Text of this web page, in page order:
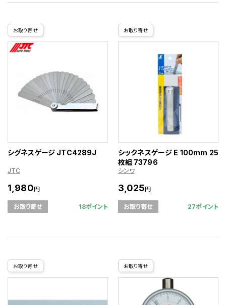
お取り寄せ
シグネスゲージ JTC4289J
JTC
1,980円
お取り寄せ 18ポイント
お取り寄せ
シックネスゲージ E 100mm 25
枚組 73796
シンワ
3,025円
お取り寄せ 27ポイント
お取り寄せ お取り寄せ